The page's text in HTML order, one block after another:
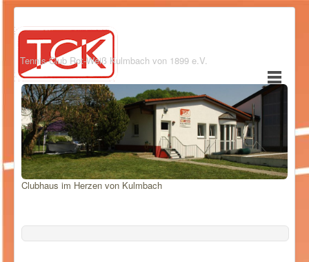
Tennis-Club Rot-Weiß Kulmbach von 1899 e.V.
Clubhaus im Herzen von Kulmbach